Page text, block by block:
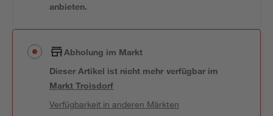
anbieten.
Abholung im Markt
Dieser Artikel ist nicht mehr verfügbar im
MarktTroisdorf
Verfügbarkeit in anderen Märkten